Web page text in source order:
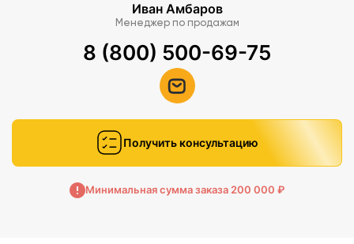
Иван Амбаров
Менеджер по продажам
8 (800) 500-69-75
Получить консультацию
Минимальная сумма заказа 200 000 ₽